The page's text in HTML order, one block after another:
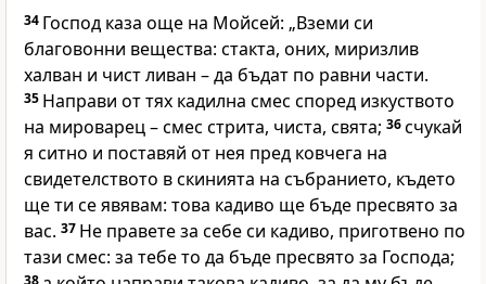
34 Господ каза още на Мойсей: „Вземи си
благовонни вещества: стакта, оних, миризлив
халван и чист ливан – да бъдат по равни части.
35 Направи от тях кадилна смес според изкуството
на мироварец – смес стрита, чиста, свята; 36счукай
я ситно и поставяй от нея пред ковчега на
свидетелството в скинията на събранието, където
ще ти се явявам: това кадиво ще бъде пресвято за
вас. 37 Не правете за себе си кадиво, приготвено по
тази смес: за тебе то да бъде пресвято за Господа;
38